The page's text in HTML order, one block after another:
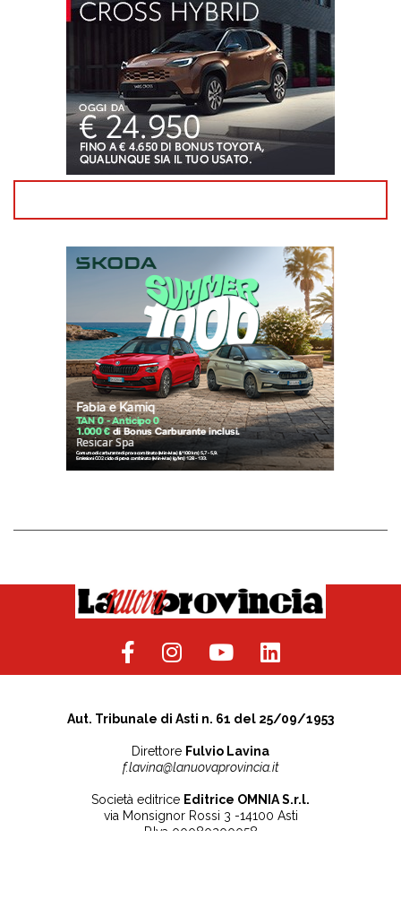
Aut. Tribunale di Asti n. 61 del 25/09/1953
Direttore Fulvio Lavina
f.lavina@lanuovaprovincia.it
Società editrice Editrice OMNIA S.r.l.
via Monsignor Rossi 3 -14100 Asti
P.Iva 00080200058